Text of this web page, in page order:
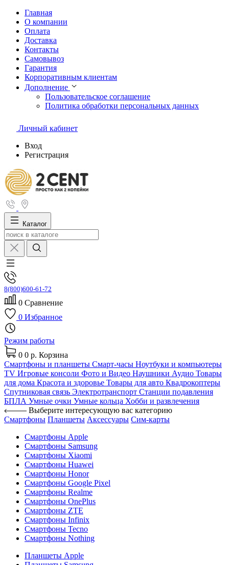
Главная
О компании
Оплата
Доставка
Контакты
Самовывоз
Гарантия
Корпоративным клиентам
Дополнение
Пользовательское соглашение
Политика обработки персональных данных
Личный кабинет
Вход
Регистрация
Каталог
8(800)600-61-72
0 Сравнение
0 Избранное
Режим работы
0 0 р. Корзина
Смартфоны и планшеты Смарт-часы Ноутбуки и компьютеры
TV Игровые консоли Фото и Видео Наушники Аудио Товары
для дома Красота и здоровье Товары для авто Квадрокоптеры
Спутниковая связь Электротранспорт Станции подавления
БПЛА Умные очки Умные кольца Хобби и развлечения
Выберите интересующую вас категорию
Смартфоны Планшеты Аксессуары Сим-карты
Смартфоны Apple
Смартфоны Samsung
Смартфоны Xiaomi
Смартфоны Huawei
Смартфоны Honor
Смартфоны Google Pixel
Смартфоны Realme
Смартфоны OnePlus
Смартфоны ZTE
Смартфоны Infinix
Смартфоны Tecno
Смартфоны Nothing
Планшеты Apple